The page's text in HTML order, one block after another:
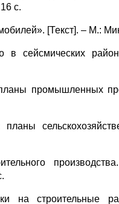
с.
[Текст]. – М.:
в сейсмических
промышленных
на строительные